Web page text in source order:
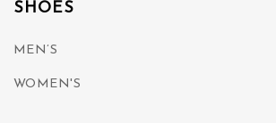
SHOES
MEN’S
WOMEN'S